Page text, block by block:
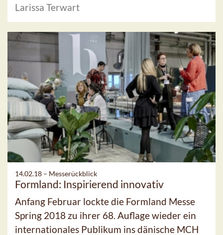
Larissa Terwart
14.02.18 – Messerückblick
Formland: Inspirierend innovativ
Anfang Februar lockte die Formland Messe
Spring 2018 zu ihrer 68. Auflage wieder ein
internationales Publikum ins dänische MCH